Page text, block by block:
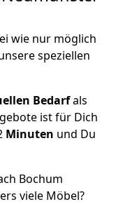
wie nur möglich
speziellen
Bedarfals
ist für Dich
Minuten und Du
Bochum
viele Möbel?